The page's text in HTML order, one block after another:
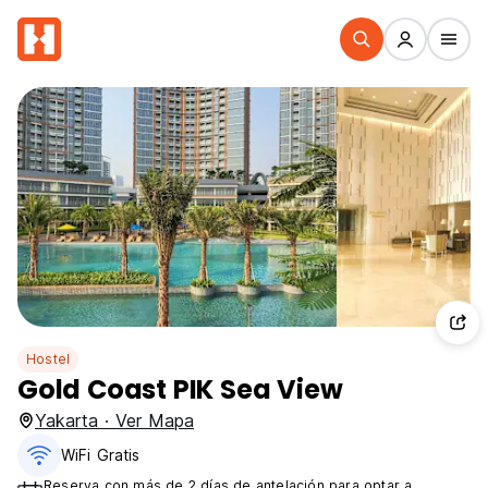
Hostel
Gold Coast PIK Sea View
Yakarta · Ver Mapa
WiFi Gratis